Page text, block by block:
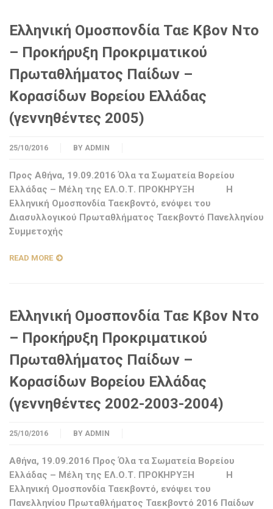
Ελληνική Ομοσπονδία Ταε Κβον Ντο
– Προκήρυξη Προκριματικού
Πρωταθλήματος Παίδων –
Κορασίδων Βορείου Ελλάδας
(γεννηθέντες 2005)
25/10/2016 BY ADMIN
Προς Αθήνα, 19.09.2016 Όλα τα Σωματεία Βορείου
Ελλάδας – Μέλη της ΕΛ.Ο.Τ. ΠΡΟΚΗΡΥΞΗ Η
Ελληνική Ομοσπονδία Ταεκβοντό, ενόψει του
Διασυλλογικού Πρωταθλήματος Ταεκβοντό Πανελληνίου
Συμμετοχής
READ MORE
Ελληνική Ομοσπονδία Ταε Κβον Ντο
– Προκήρυξη Προκριματικού
Πρωταθλήματος Παίδων –
Κορασίδων Βορείου Ελλάδας
(γεννηθέντες 2002-2003-2004)
25/10/2016 BY ADMIN
Αθήνα, 19.09.2016 Προς Όλα τα Σωματεία Βορείου
Ελλάδας – Μέλη της ΕΛ.Ο.Τ. ΠΡΟΚΗΡΥΞΗ Η
Ελληνική Ομοσπονδία Ταεκβοντό, ενόψει του
Πανελληνίου Πρωταθλήματος Ταεκβοντό 2016 Παίδων